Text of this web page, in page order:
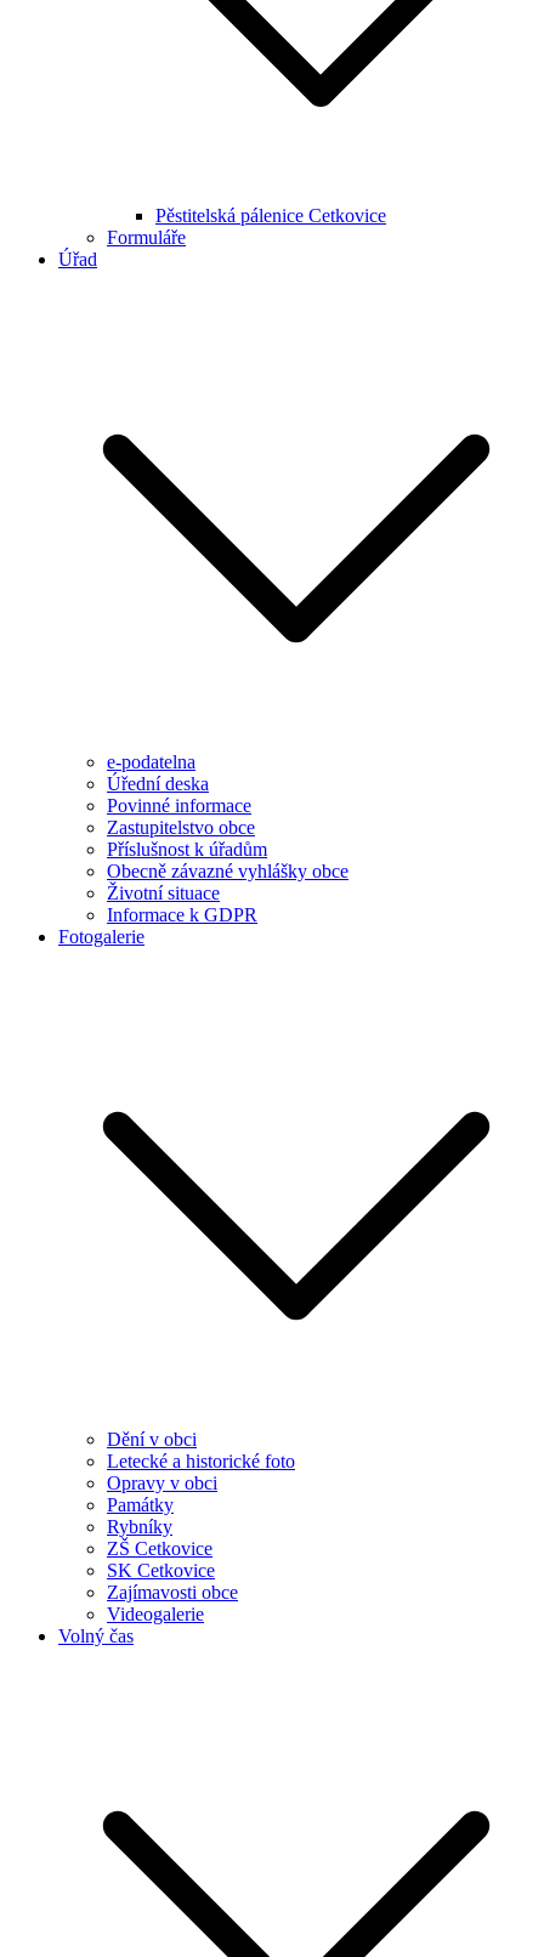
Pěstitelská pálenice Cetkovice
Formuláře
Úřad
e-podatelna
Úřední deska
Povinné informace
Zastupitelstvo obce
Příslušnost k úřadům
Obecně závazné vyhlášky obce
Životní situace
Informace k GDPR
Fotogalerie
Dění v obci
Letecké a historické foto
Opravy v obci
Památky
Rybníky
ZŠ Cetkovice
SK Cetkovice
Zajímavosti obce
Videogalerie
Volný čas